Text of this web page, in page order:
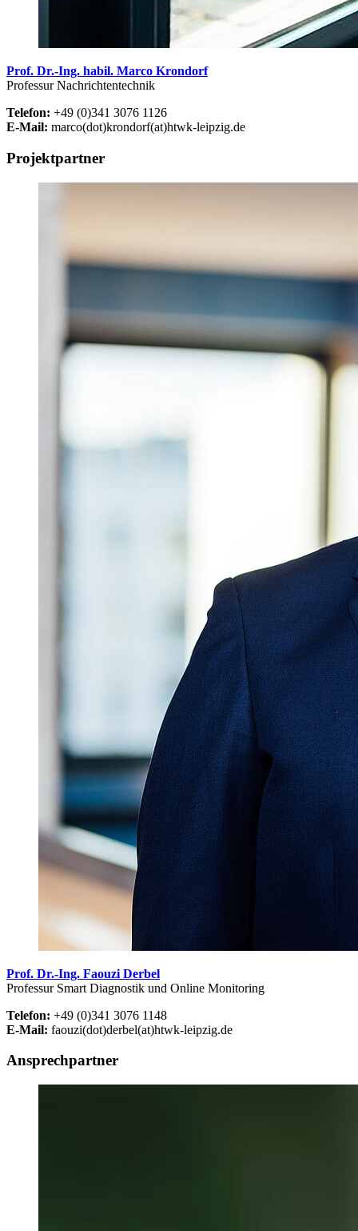
Prof. Dr.-Ing. habil. Marco Krondorf
Professur Nachrichtentechnik
Telefon: +49 (0)341 3076 1126
E-Mail: marco(dot)krondorf(at)htwk-leipzig.de
Projektpartner
Prof. Dr.-Ing. Faouzi Derbel
Professur Smart Diagnostik und Online Monitoring
Telefon: +49 (0)341 3076 1148
E-Mail: faouzi(dot)derbel(at)htwk-leipzig.de
Ansprechpartner